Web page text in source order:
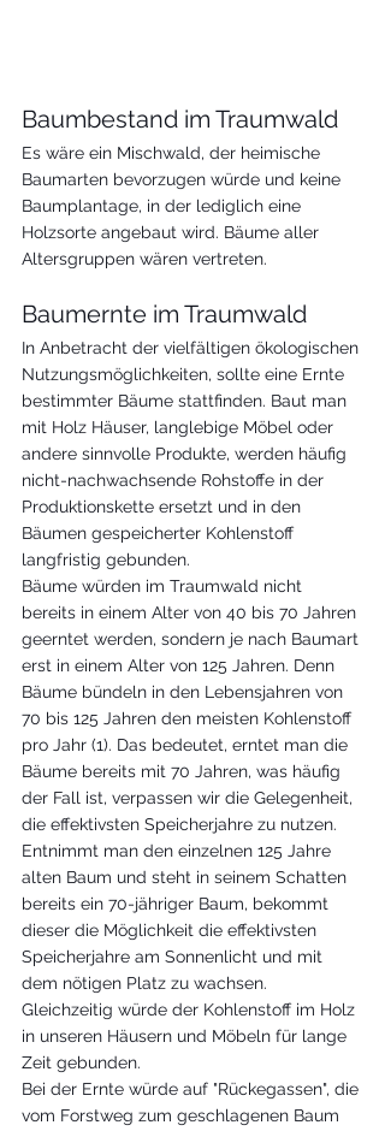
Baumbestand im Traumwald
Es wäre ein Mischwald, der heimische
Baumarten bevorzugen würde und keine
Baumplantage, in der lediglich eine
Holzsorte angebaut wird. Bäume aller
Altersgruppen wären vertreten.
Baumernte im Traumwald
In Anbetracht der vielfältigen ökologischen
Nutzungsmöglichkeiten, sollte eine Ernte
bestimmter Bäume stattfinden. Baut man
mit Holz Häuser, langlebige Möbel oder
andere sinnvolle Produkte, werden häufig
nicht-nachwachsende Rohstoffe in der
Produktionskette ersetzt und in den
Bäumen gespeicherter Kohlenstoff
langfristig gebunden.
Bäume würden im Traumwald nicht
bereits in einem Alter von 40 bis 70 Jahren
geerntet werden, sondern je nach Baumart
erst in einem Alter von 125 Jahren. Denn
Bäume bündeln in den Lebensjahren von
70 bis 125 Jahren den meisten Kohlenstoff
pro Jahr (1). Das bedeutet, erntet man die
Bäume bereits mit 70 Jahren, was häufig
der Fall ist, verpassen wir die Gelegenheit,
die effektivsten Speicherjahre zu nutzen.
Entnimmt man den einzelnen 125 Jahre
alten Baum und steht in seinem Schatten
bereits ein 70-jähriger Baum, bekommt
dieser die Möglichkeit die effektivsten
Speicherjahre am Sonnenlicht und mit
dem nötigen Platz zu wachsen.
Gleichzeitig würde der Kohlenstoff im Holz
in unseren Häusern und Möbeln für lange
Zeit gebunden.
Bei der Ernte würde auf "Rückegassen", die
vom Forstweg zum geschlagenen Baum